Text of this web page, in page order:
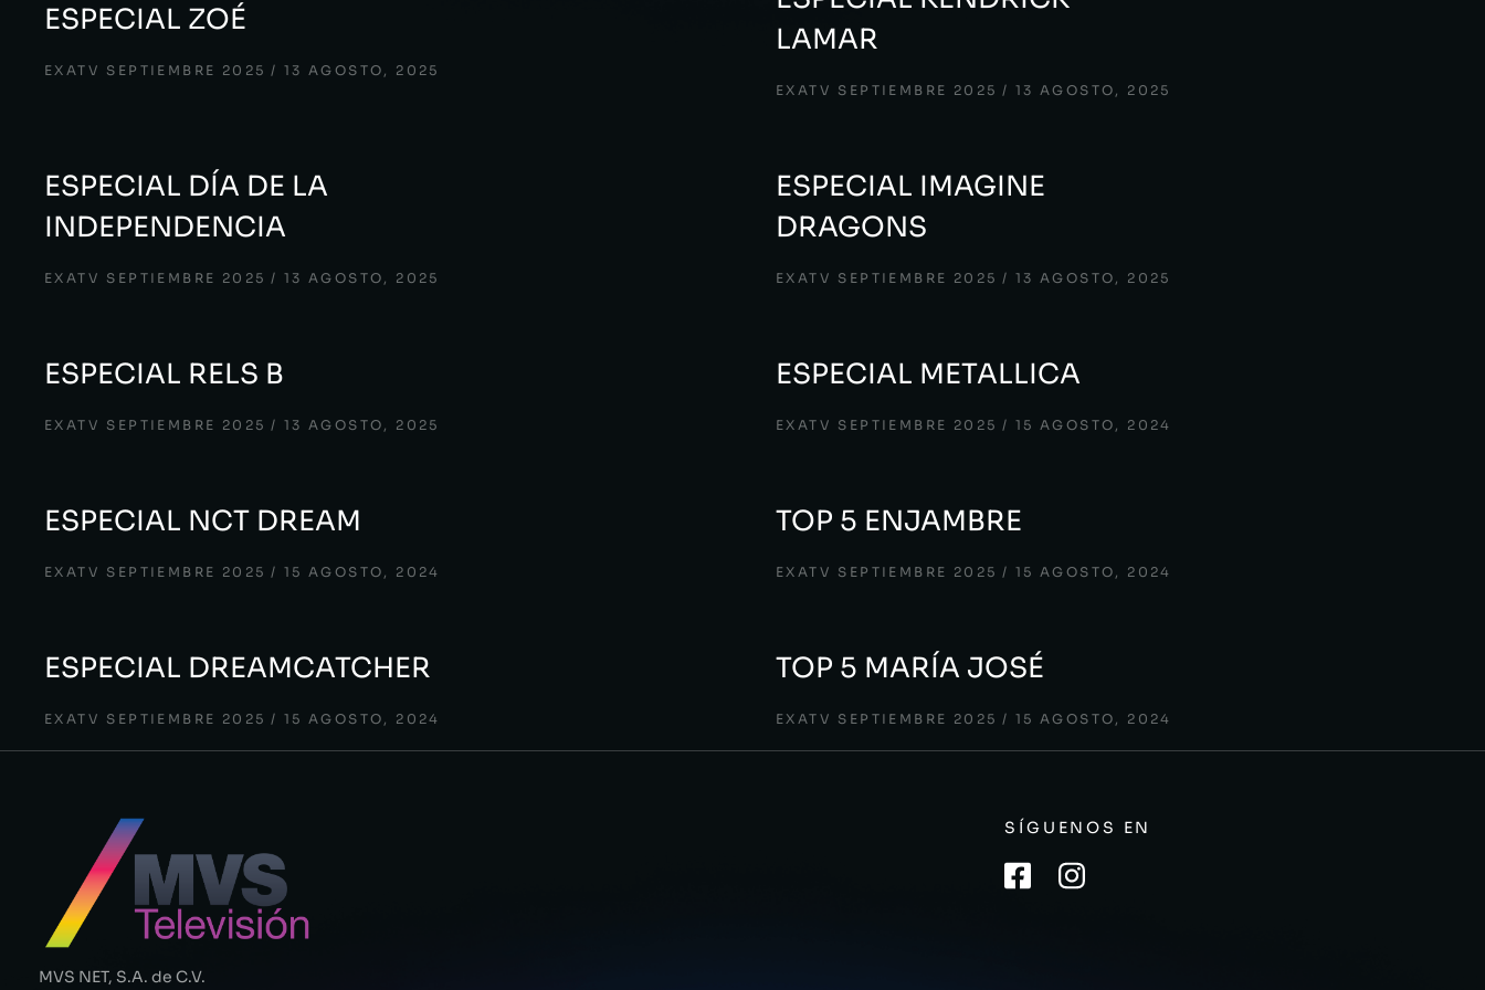
ESPECIAL ZOÉ
EXATV SEPTIEMBRE 2025 13 AGOSTO, 2025
LAMAR
EXATV SEPTIEMBRE 2025 13 AGOSTO, 2025
ESPECIAL DÍA DE LA
INDEPENDENCIA
EXATV SEPTIEMBRE 2025 13 AGOSTO, 2025
ESPECIAL IMAGINE
DRAGONS
EXATV SEPTIEMBRE 2025 13 AGOSTO, 2025
ESPECIAL RELS B
EXATV SEPTIEMBRE 2025 13 AGOSTO, 2025
ESPECIAL METALLICA
EXATV SEPTIEMBRE 2025 15 AGOSTO, 2024
ESPECIAL NCT DREAM
EXATV SEPTIEMBRE 2025 15 AGOSTO, 2024
TOP 5 ENJAMBRE
EXATV SEPTIEMBRE 2025 15 AGOSTO, 2024
ESPECIAL DREAMCATCHER
EXATV SEPTIEMBRE 2025 15 AGOSTO, 2024
TOP 5 MARÍA JOSÉ
EXATV SEPTIEMBRE 2025 15 AGOSTO, 2024
MVS NET, S.A. de C.V.
SÍGUENOS EN